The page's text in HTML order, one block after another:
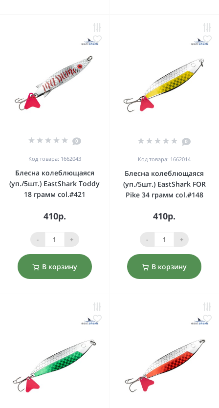
0
Код товара: 1662043
Блесна колеблющаяся
(уп./5шт.) EastShark Toddy
18 грамм col.#421
410р.
- +
В корзину
0
Код товара: 1662014
Блесна колеблющаяся
(уп./5шт.) EastShark FOR
Pike 34 грамм col.#148
410р.
- +
В корзину